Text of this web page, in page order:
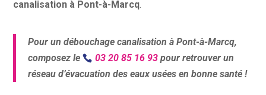
canalisation à Pont-à-Marcq.
Pour un débouchage canalisation à Pont-à-Marcq,
composez le
03 20 85 16 93 pour retrouver un
réseau d’évacuation des eaux usées en bonne santé !